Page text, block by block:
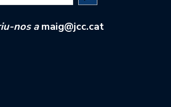
nos amaig@jcc.cat